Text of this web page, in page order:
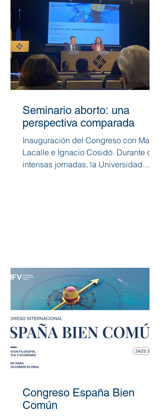
Seminario aborto: una
perspectiva comparada
Inauguración del Congreso con María
Lacalle e Ignacio Cosidó. Durante dos
intensas jornadas, la Universidad
Congreso España Bien
Común